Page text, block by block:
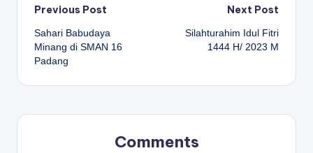
Post
navigation
Previous Post
Sahari Babudaya
Minang di SMAN 16
Padang
Next Post
Silahturahim Idul Fitri
1444 H/ 2023 M
Comments